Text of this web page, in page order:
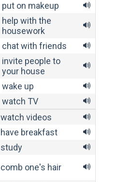
put on makeup
help with the
housework
chat with friends
invite people to
your house
wake up
watch TV
watch videos
have breakfast
study
comb one's hair